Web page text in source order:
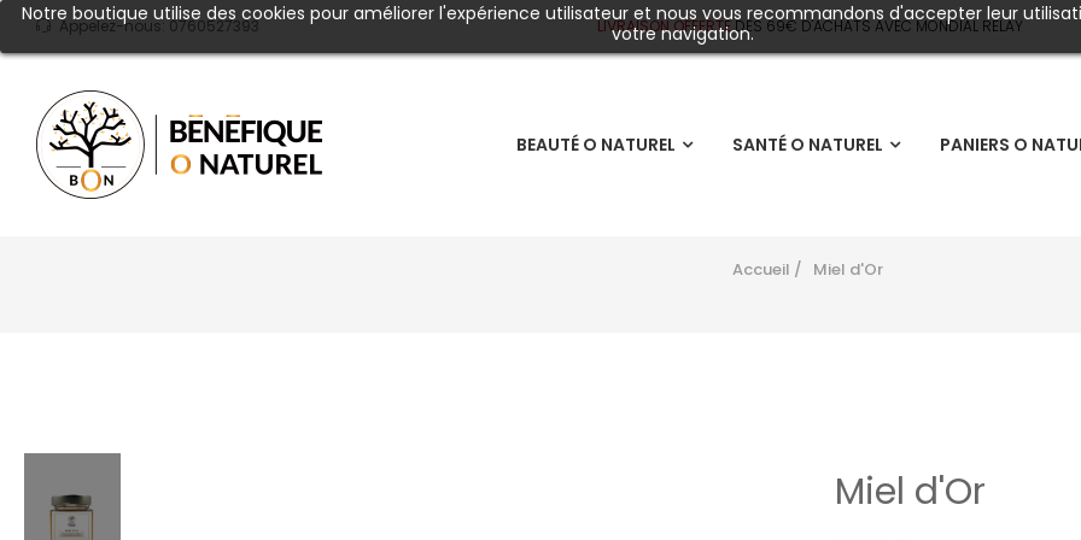
Appelez-nous:0760527393 LIVRAISON OFFERTEDÈS69€ D'ACHATS AVEC MONDIAL RELAY
BEAUTÉ O NATUREL SANTÉ O NATUREL PANIERS O
Notre boutique utilise des cookies pour améliorer l'expérience utilisateur et nous vous recommandons d'accepter leur
votre navigation.
Accueil Miel d'Or
Miel d'Or